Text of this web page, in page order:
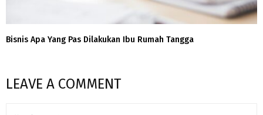
Bisnis Apa Yang Pas Dilakukan Ibu Rumah Tangga
LEAVE A COMMENT